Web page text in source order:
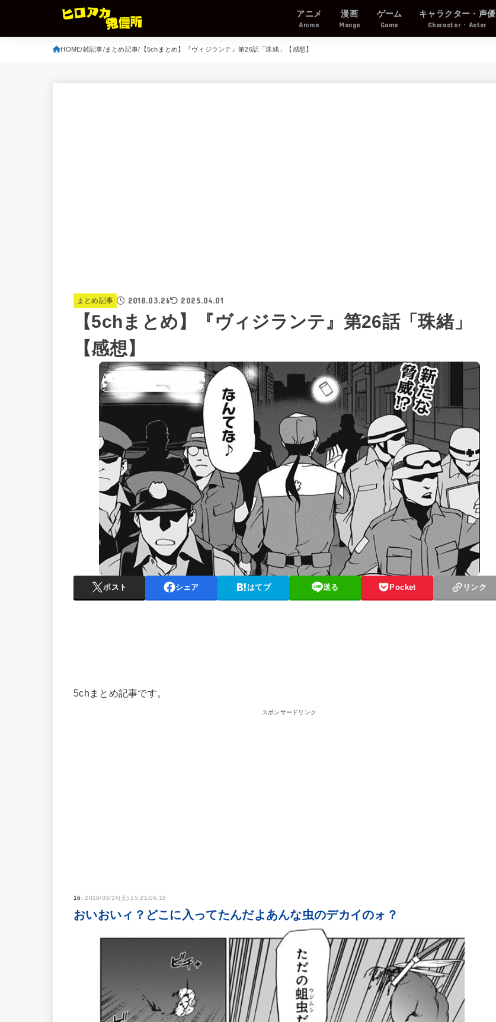
アニメ
Anime
漫画
Manga
ゲーム
Game
キャラクター・声優
Character・Actor
HOME 雑記事 まとめ記事 【5chまとめ】『ヴィジランテ』第26話「珠緒」【感想】
まとめ記事 2018.03.26 2025.04.01
【5chまとめ】『ヴィジランテ』第26話「珠緒」
【感想】
ポスト シェア はてブ 送る Pocket リンク
5chまとめ記事です。
スポンサードリンク
16:2018/03/24(土) 15:21:06.18
おいおいィ？どこに入ってたんだよあんな虫のデカイのォ？